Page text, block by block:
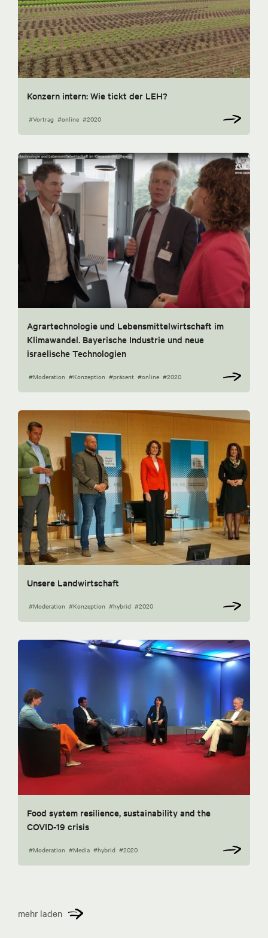
Konzern intern: Wie tickt der LEH?
#Vortrag #online #2020
Agrartechnologie und Lebensmittelwirtschaft im
Klimawandel. Bayerische Industrie und neue
israelische Technologien
#Moderation #Konzeption #präsent #online #2020
Unsere Landwirtschaft
#Moderation #Konzeption #hybrid #2020
Food system resilience, sustainability and the
COVID-19 crisis
#Moderation #Media #hybrid #2020
mehr laden